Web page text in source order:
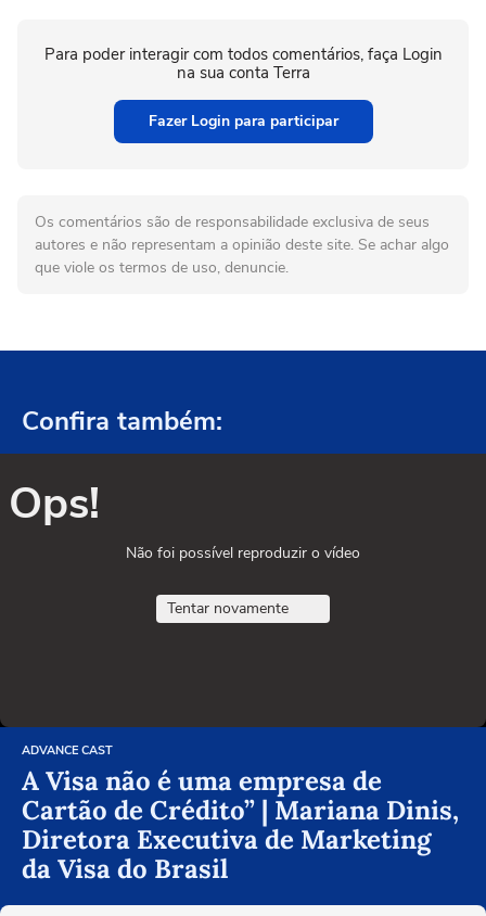
Para poder interagir com todos comentários, faça Login
na sua conta Terra
Fazer Login para participar
Os comentários são de responsabilidade exclusiva de seus
autores e não representam a opinião deste site. Se achar algo
que viole os termos de uso, denuncie.
Confira também:
Ops!
Não foi possível reproduzir o vídeo
Tentar novamente
ADVANCE CAST
A Visa não é uma empresa de
Cartão de Crédito” | Mariana Dinis,
Diretora Executiva de Marketing
da Visa do Brasil